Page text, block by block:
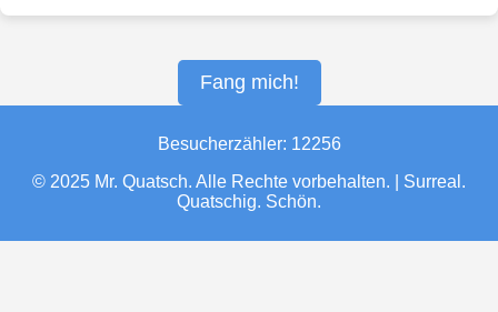
Fang mich!
Besucherzähler: 12256
© 2025 Mr. Quatsch. Alle Rechte vorbehalten. | Surreal.
Quatschig. Schön.